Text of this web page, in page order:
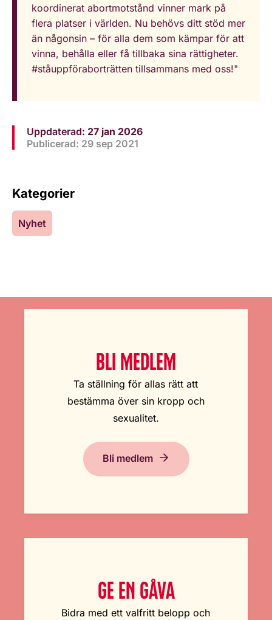
koordinerat abortmotstånd vinner mark på
flera platser i världen. Nu behövs ditt stöd mer
än någonsin – för alla dem som kämpar för att
vinna, behålla eller få tillbaka sina rättigheter.
#ståuppföraborträtten tillsammans med oss!"
Uppdaterad: 27 jan 2026
Publicerad: 29 sep 2021
Kategorier
Nyhet
BLI MEDLEM
Ta ställning för allas rätt att
bestämma över sin kropp och
sexualitet.
Bli medlem
GE EN GÅVA
Bidra med ett valfritt belopp och